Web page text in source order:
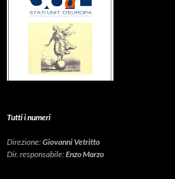
Tutti i numeri
Direzione:Giovanni Vetritto
Dir. responsabile:Enzo Marzo